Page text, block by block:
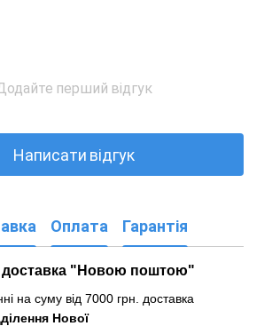
перший відгук
Написати відгук
Оплата Гарантія
доставка "Новою поштою"
на суму від 7000 грн. доставка
Нової